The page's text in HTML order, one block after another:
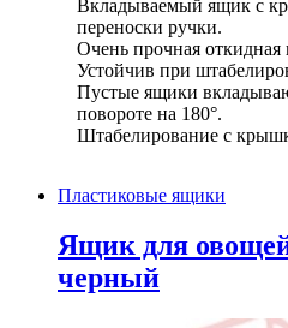
Вкладываемый ящик с
переноски ручки.
Очень прочная
Устойчив при
Пустые ящики
повороте на 180°.
Штабелирование с
Пластиковые ящики
Ящик для овощей
черный